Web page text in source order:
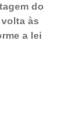
do
às
a lei